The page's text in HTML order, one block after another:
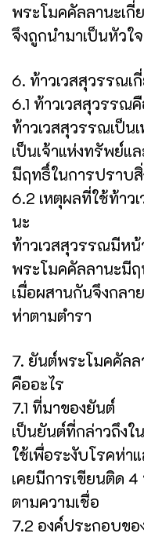
พระโมคคัลลานะเ
จึงถูกนำมาเป็นหัว
6. ท้าวเวสสุวรรณเ
6.1 ท้าวเวสสุวรรณ
ท้าวเวสสุวรรณเป็
เป็นเจ้าแห่งทรัพย์แ
มีฤทธิ์ในการปราบ
6.2 เหตุผลที่ใช้ท้า
นะ
ท้าวเวสสุวรรณมีห
พระโมคคัลลานะมี
เมื่อผสานกันจึงกล
ห่าตามตำรา
7. ยันต์พระโมคคัล
คืออะไร
7.1 ที่มาของยันต์
เป็นยันต์ที่กล่าวถึงใ
ใช้เพื่อระงับโรคห่
เคยมีการเขียนติด
ตามความเชื่อ
7.2 องค์ประกอบขอ